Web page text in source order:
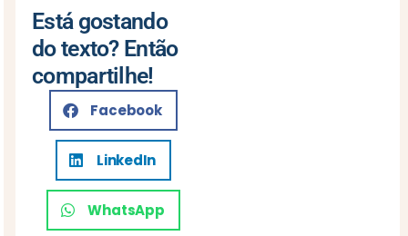
Está gostando
do texto? Então
compartilhe!
Facebook
LinkedIn
WhatsApp